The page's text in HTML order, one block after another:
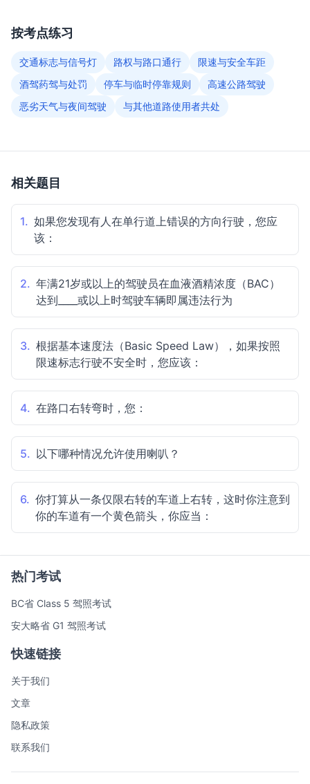
按考点练习
交通标志与信号灯 路权与路口通行
限速与安全车距
酒驾药驾与处罚
停车与临时停靠规则
高速公路驾驶
恶劣天气与夜间驾驶
与其他道路使用者共处
相关题目
1. 如果您发现有人在单行道上错误的方向行驶，您应
该：
2. 年满21岁或以上的驾驶员在血液酒精浓度（BAC）
达到____或以上时驾驶车辆即属违法行为
3. 根据基本速度法（Basic Speed Law），如果按照
限速标志行驶不安全时，您应该：
4. 在路口右转弯时，您：
5. 以下哪种情况允许使用喇叭？
6. 你打算从一条仅限右转的车道上右转，这时你注意到
你的车道有一个黄色箭头，你应当：
热门考试
BC省 Class 5 驾照考试
安大略省 G1 驾照考试
快速链接
关于我们
文章
隐私政策
联系我们